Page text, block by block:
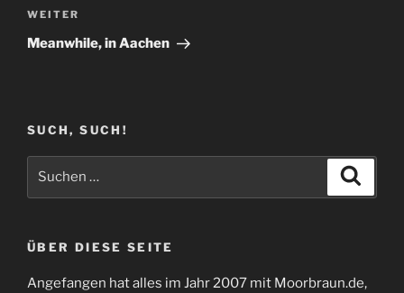
Nächster
Beitrag
WEITER
Meanwhile, in Aachen
SUCH, SUCH!
ÜBER DIESE SEITE
Angefangen hat alles im Jahr 2007 mit Moorbraun.de,